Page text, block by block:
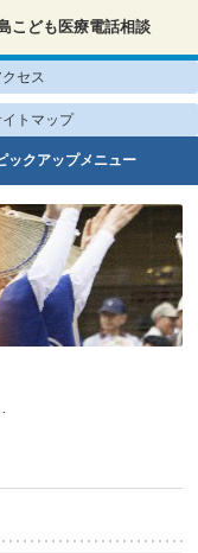
こども医療電話相談
クセス
トマップ
ックアップメニュー